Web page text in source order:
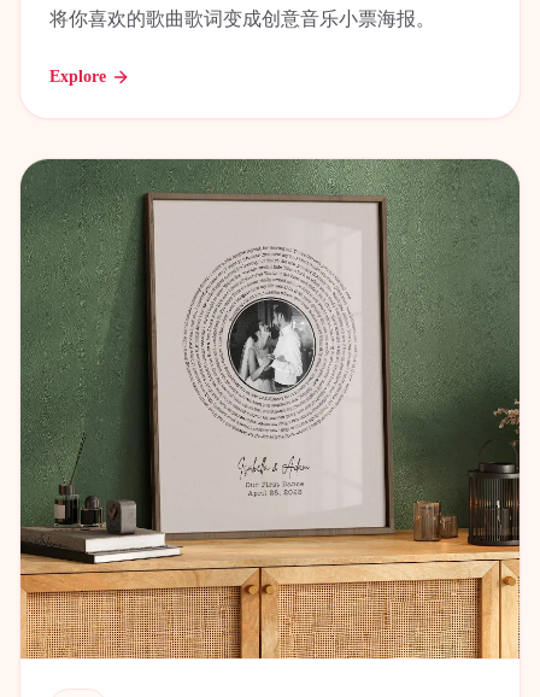
将你喜欢的歌曲歌词变成创意音乐小票海报。
Explore